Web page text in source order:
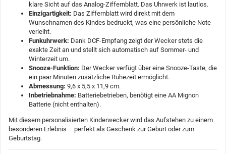
klare Sicht auf das Analog-Ziffernblatt. Das Uhrwerk ist lautlos.
Einzigartigkeit: Das Ziffernblatt wird direkt mit dem
Wunschnamen des Kindes bedruckt, was eine persönliche Note
verleiht.
Funkuhrwerk: Dank DCF-Empfang zeigt der Wecker stets die
exakte Zeit an und stellt sich automatisch auf Sommer- und
Winterzeit um.
Snooze-Funktion: Der Wecker verfügt über eine Snooze-Taste, die
ein paar Minuten zusätzliche Ruhezeit ermöglicht.
Abmessung: 9,6 x 5,5 x 11,9 cm.
Inbetriebnahme: Batteriebetrieben, benötigt eine AA Mignon
Batterie (nicht enthalten).
Mit diesem personalisierten Kinderwecker wird das Aufstehen zu einem
besonderen Erlebnis – perfekt als Geschenk zur Geburt oder zum
Geburtstag.